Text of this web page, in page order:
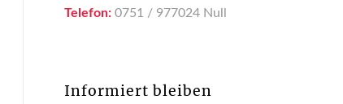
Telefon: 0751 / 977024 Null
Informiert bleiben